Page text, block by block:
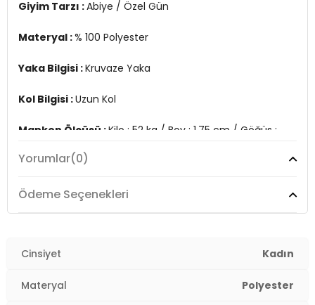
Giyim Tarzı :Abiye / Özel Gün
Materyal :% 100 Polyester
Yaka Bilgisi :Kruvaze Yaka
Kol Bilgisi :Uzun Kol
Manken Ölçüsü :Kilo : 52 kg / Boy : 1.75 cm / Göğüs :
2DE6051467.128
Yorumlar(0)
Ödeme Seçenekleri
Cinsiyet Kadın
Materyal Polyester